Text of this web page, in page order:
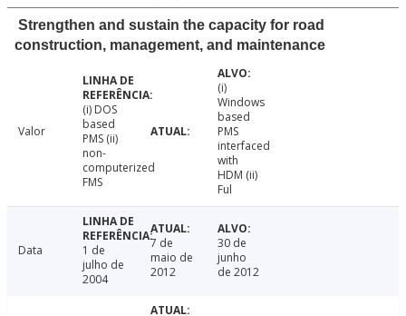
Strengthen and sustain the capacity for road
construction, management, and maintenance
Valor
(i) DOS
based
PMS (ii)
non-
computerized
FMS
(i)
Windows
based
PMS
interfaced
with
HDM (ii)
Ful
Data
1 de
julho de
2004
7 de
maio de
2012
30 de
junho
de 2012